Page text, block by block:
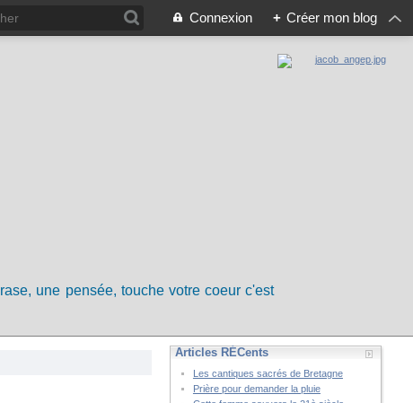
Connexion + Créer mon blog
une pensée, touche votre coeur c'est
Articles RÉCents
Les cantiques sacrés de Bretagne
Prière pour demander la pluie